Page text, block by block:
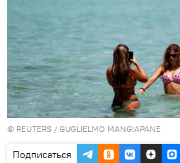
© REUTERS / GUGLIELMO MANGIAPANE
Подписаться